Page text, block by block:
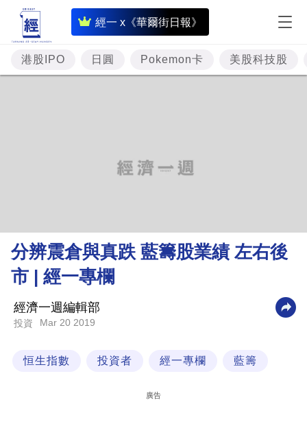
經一 x《華爾街日報》
即
時
財
經
理
財
商
業
科
港股IPO 日圓 Pokemon卡 美股科技股
分辨震倉與真跌 藍籌股業績 左右後
市 | 經一專欄
經濟一週編輯部
投資 Mar 20 2019
恒生指數 投資者 經一專欄 藍籌
廣告